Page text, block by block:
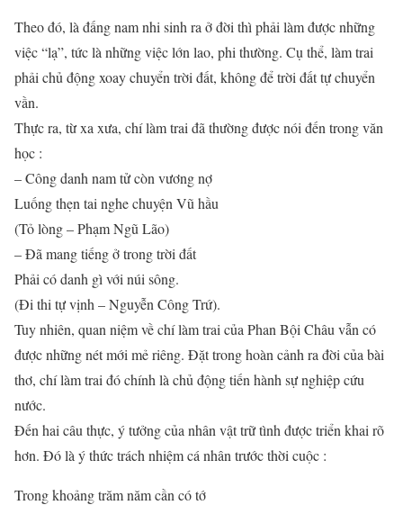
Theo đó, là đấng nam nhi sinh ra ở đời thì phải làm được những
việc “lạ”, tức là những việc lớn lao, phi thường. Cụ thể, làm trai
phải chủ động xoay chuyển trời đất, không để trời đất tự chuyển
vần.
Thực ra, từ xa xưa, chí làm trai đã thường được nói đến trong văn
học :
– Công danh nam tử còn vương nợ
Luống thẹn tai nghe chuyện Vũ hầu
(Tỏ lòng – Phạm Ngũ Lão)
– Đã mang tiếng ở trong trời đất
Phải có danh gì với núi sông.
(Đi thi tự vịnh – Nguyễn Công Trứ).
Tuy nhiên, quan niệm về chí làm trai của Phan Bội Châu vẫn có
được những nét mới mẻ riêng. Đặt trong hoàn cảnh ra đời của bài
thơ, chí làm trai đó chính là chủ động tiến hành sự nghiệp cứu
nước.
Đến hai câu thực, ý tưởng của nhân vật trữ tình được triển khai rõ
hơn. Đó là ý thức trách nhiệm cá nhân trước thời cuộc :
Trong khoảng trăm năm cần có tớ